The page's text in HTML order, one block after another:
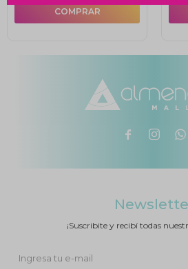
  
¡Suscribite y recibí todas